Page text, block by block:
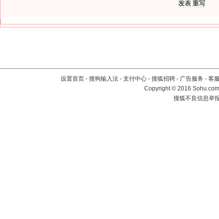
设置首页 - 搜狗输入法 - 支付中心 - 搜狐招聘 - 广告服务 - 客
Copyright©2016
搜狐不良信息举